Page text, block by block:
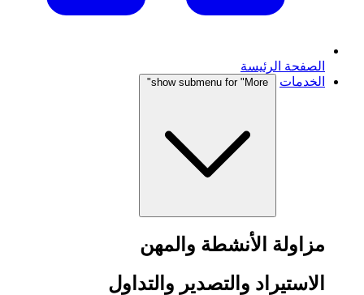
الصفحة الرئيسة
الخدمات
show submenu for "More"
مزاولة الأنشطة والمهن
الاستيراد والتصدير والتداول